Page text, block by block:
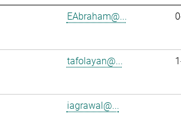
EAbraham@...
tafolayan@...
iagrawal@...